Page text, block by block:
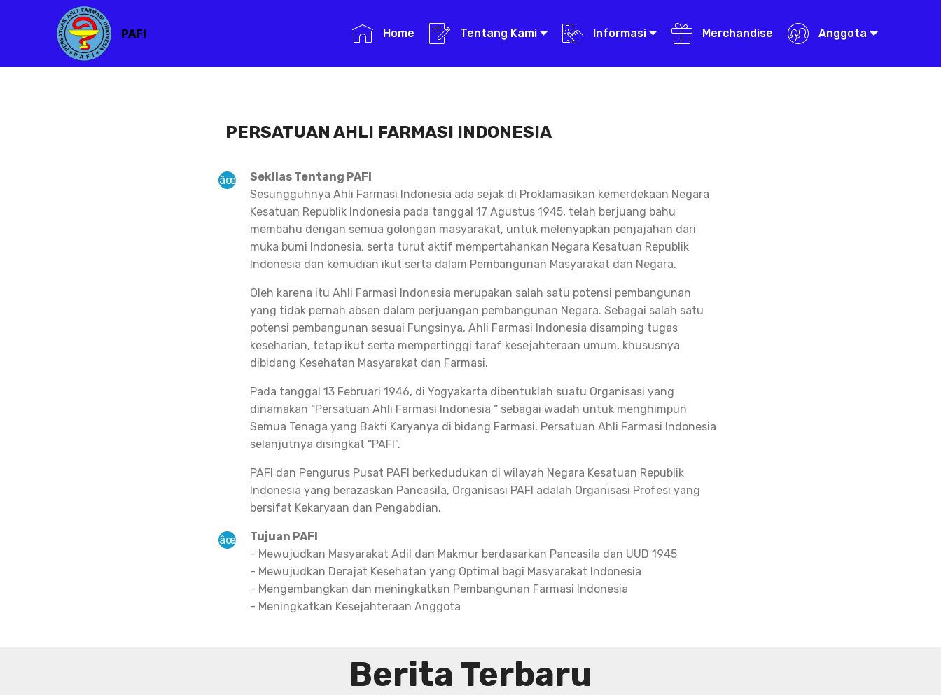
PAFI Home Tentang Kami Informasi Merchandise Anggota
PERSATUAN AHLI FARMASI INDONESIA
Sekilas Tentang PAFI
Sesungguhnya Ahli Farmasi Indonesia ada sejak di Proklamasikan kemerdekaan Negara
Kesatuan Republik Indonesia pada tanggal 17 Agustus 1945, telah berjuang bahu
membahu dengan semua golongan masyarakat, untuk melenyapkan penjajahan dari
muka bumi Indonesia, serta turut aktif mempertahankan Negara Kesatuan Republik
Indonesia dan kemudian ikut serta dalam Pembangunan Masyarakat dan Negara.
Oleh karena itu Ahli Farmasi Indonesia merupakan salah satu potensi pembangunan
yang tidak pernah absen dalam perjuangan pembangunan Negara. Sebagai salah satu
potensi pembangunan sesuai Fungsinya, Ahli Farmasi Indonesia disamping tugas
keseharian, tetap ikut serta mempertinggi taraf kesejahteraan umum, khususnya
dibidang Kesehatan Masyarakat dan Farmasi.
Pada tanggal 13 Februari 1946, di Yogyakarta dibentuklah suatu Organisasi yang
dinamakan “Persatuan Ahli Farmasi Indonesia “ sebagai wadah untuk menghimpun
Semua Tenaga yang Bakti Karyanya di bidang Farmasi, Persatuan Ahli Farmasi Indonesia
selanjutnya disingkat “PAFI”.
PAFI dan Pengurus Pusat PAFI berkedudukan di wilayah Negara Kesatuan Republik
Indonesia yang berazaskan Pancasila, Organisasi PAFI adalah Organisasi Profesi yang
bersifat Kekaryaan dan Pengabdian.
Tujuan PAFI
- Mewujudkan Masyarakat Adil dan Makmur berdasarkan Pancasila dan UUD 1945
- Mewujudkan Derajat Kesehatan yang Optimal bagi Masyarakat Indonesia
- Mengembangkan dan meningkatkan Pembangunan Farmasi Indonesia
- Meningkatkan Kesejahteraan Anggota
Berita Terbaru